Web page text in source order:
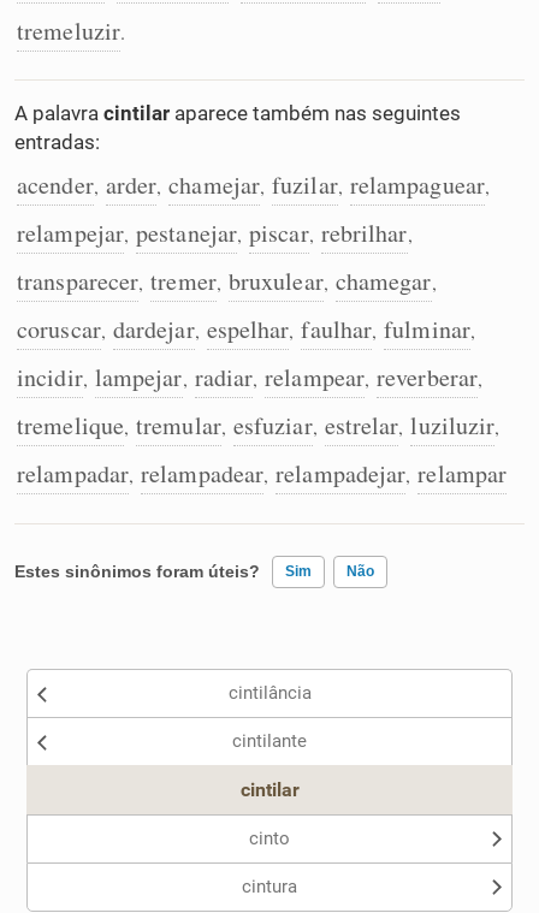
Dicionário
tremeluzir.
A palavra cintilar aparece também nas seguintes
entradas:
acender, arder, chamejar, fuzilar, relampaguear,
relampejar, pestanejar, piscar, rebrilhar,
transparecer, tremer, bruxulear, chamegar,
coruscar, dardejar, espelhar, faulhar, fulminar,
incidir, lampejar, radiar, relampear, reverberar,
tremelique, tremular, esfuziar, estrelar, luziluzir,
relampadar, relampadear, relampadejar, relampar
Estes sinônimos foram úteis? Sim Não
Nenhum dos sinônimos apresentados me ajudou
cintilância
cintilante
cintilar
cinto
cintura